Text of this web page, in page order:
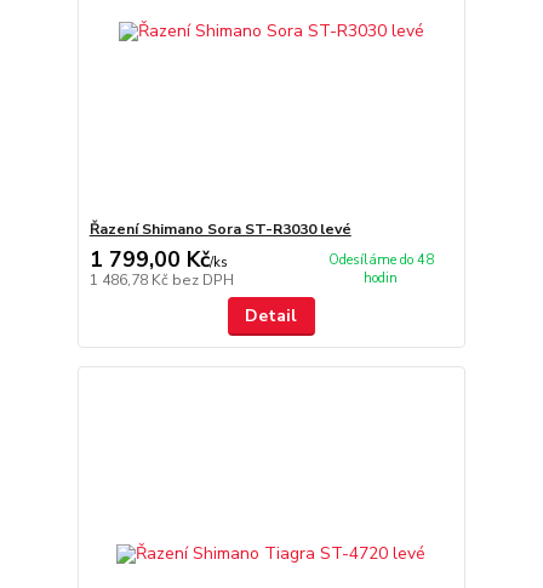
Řazení Shimano Sora ST-R3030 levé
1 799,00 Kč/ks
1 486,78 Kč bez DPH
Odesíláme do 48
hodin
Detail